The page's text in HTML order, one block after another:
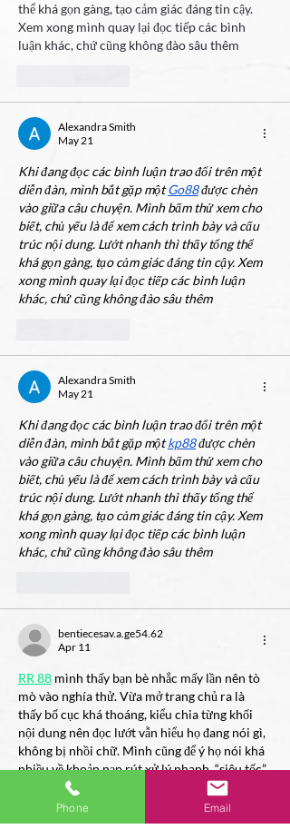
thể khá gọn gàng, tạo cảm giác đáng tin cậy.
Xem xong mình quay lại đọc tiếp các bình
luận khác, chứ cũng không đào sâu thêm
Alexandra Smith
May 21
Khi đang đọc các bình luận trao đổi trên một
diễn đàn, mình bắt gặp một Go88 được chèn
vào giữa câu chuyện. Mình bấm thử xem cho
biết, chủ yếu là để xem cách trình bày và cấu
trúc nội dung. Lướt nhanh thì thấy tổng thể
khá gọn gàng, tạo cảm giác đáng tin cậy. Xem
xong mình quay lại đọc tiếp các bình luận
khác, chứ cũng không đào sâu thêm
Alexandra Smith
May 21
Khi đang đọc các bình luận trao đổi trên một
diễn đàn, mình bắt gặp một kp88 được chèn
vào giữa câu chuyện. Mình bấm thử xem cho
biết, chủ yếu là để xem cách trình bày và cấu
trúc nội dung. Lướt nhanh thì thấy tổng thể
khá gọn gàng, tạo cảm giác đáng tin cậy. Xem
xong mình quay lại đọc tiếp các bình luận
khác, chứ cũng không đào sâu thêm
bentiecesav.a.ge54.62
Apr 11
RR 88 mình thấy bạn bè nhắc mấy lần nên tò
mò vào nghía thử. Vừa mở trang chủ ra là
thấy bố cục khá thoáng, kiểu chia từng khối
nội dung nên đọc lướt vẫn hiểu họ đang nói gì,
không bị nhồi chữ. Mình cũng để ý họ nói khá
nhiều về khoản nạp rút xử lý nhanh, “siêu tốc”
gì đó, nên cảm giác ít nhất họ đặt trọng tâm
vào phần thanh toán cho rõ ràng.…
Phone Email